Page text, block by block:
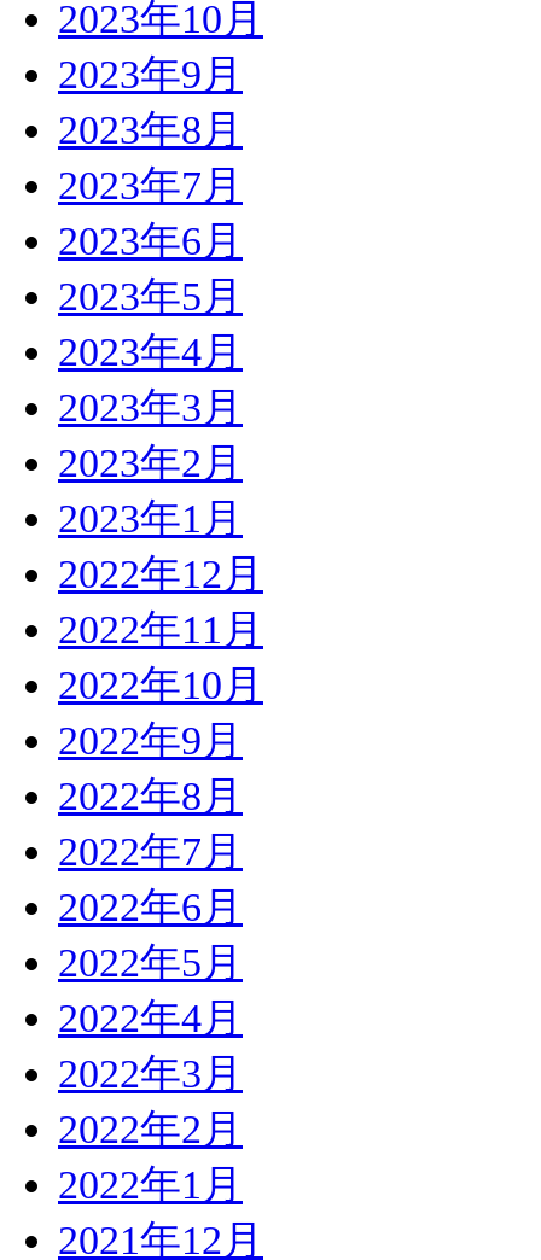
2023年10月
2023年9月
2023年8月
2023年7月
2023年6月
2023年5月
2023年4月
2023年3月
2023年2月
2023年1月
2022年12月
2022年11月
2022年10月
2022年9月
2022年8月
2022年7月
2022年6月
2022年5月
2022年4月
2022年3月
2022年2月
2022年1月
2021年12月